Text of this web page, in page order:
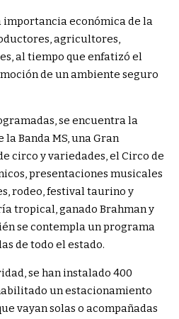
importancia económica de la
agricultores,
al tiempo que enfatizó el
de un ambiente seguro
se encuentra la
Banda MS, una Gran
circo y variedades, el Circo de
presentaciones musicales
rodeo, festival taurino y
tropical, ganado Brahman y
se contempla un programa
de todo el estado.
se han instalado 400
un estacionamiento
vayan solas o acompañadas